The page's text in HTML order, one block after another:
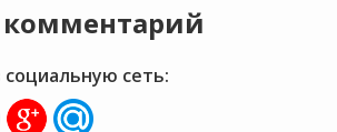
комментарий
сеть: